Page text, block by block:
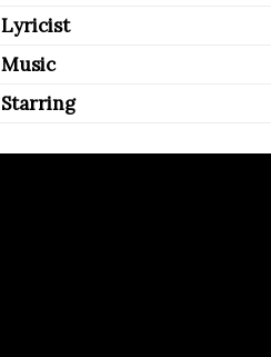
Lyricist
Music
Starring